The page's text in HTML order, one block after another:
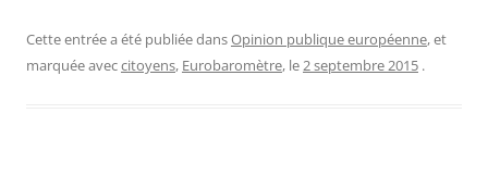
Cette entrée a été publiée dansOpinion publique européenne, et
marquée aveccitoyens, Eurobaromètre, le2 septembre 2015 .